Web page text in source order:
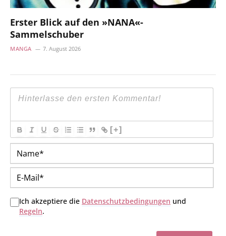
Erster Blick auf den »NANA«-
Sammelschuber
MANGA 7. August 2026
[+]
Ich akzeptiere die Datenschutzbedingungen und
Regeln.